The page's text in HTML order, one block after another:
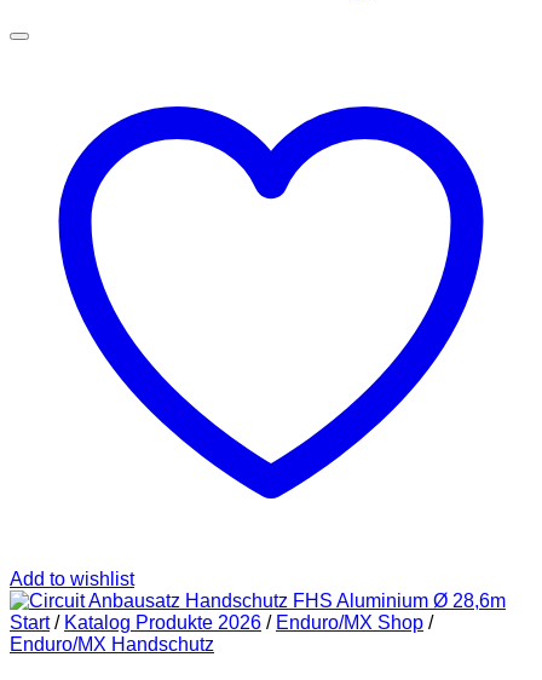
Add to wishlist
Start / Katalog Produkte 2026 / Enduro/MX Shop /
Enduro/MX Handschutz